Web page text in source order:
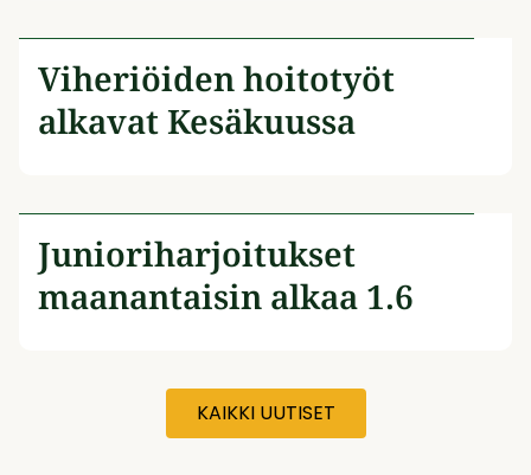
Viheriöiden hoitotyöt
alkavat Kesäkuussa
Junioriharjoitukset
maanantaisin alkaa 1.6
KAIKKI UUTISET